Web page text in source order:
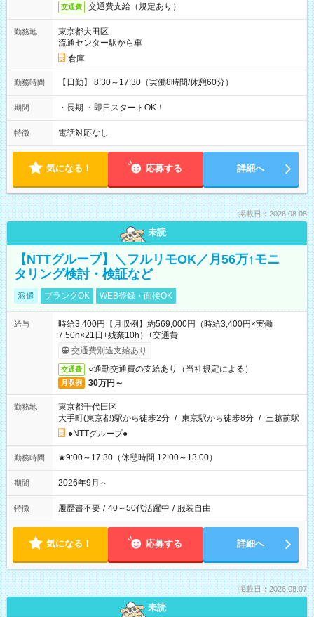
交通費 交通費支給（規定あり）
勤務地
東京都大田区
流通センター駅から車
倉庫
勤務時間 【日勤】 8:30～17:30（実働8時間/休憩60分）
期間 ・長期 ・即日スタートOK！
特徴 電話対応なし
気になる！ 応募する 詳細へ
掲載日：2026.08.08
未読
【NTTグループ】＼フルリモOK／月56万↑モニ
タリング検討・検証など
派遣 ブランクOK WEB登録・面接OK
給与
時給3,400円【月収例】約569,000円（時給3,400円×実働
7.50h×21日+残業10h）+交通費
交通費別途支給あり
交通費 ○通勤交通費の支給あり（当社規定による）
月収例 30万円～
勤務地
東京都千代田区
大手町(東京都)駅から徒歩2分 / 東京駅から徒歩8分 / 三越前駅
●NTTグループ●
勤務時間 ★9:00～17:30（休憩時間 12:00～13:00）
期間 2026年9月～
特徴 履歴書不要 / 40～50代活躍中 / 服装自由
気になる！ 応募する 詳細へ
掲載日：2026.08.07
未読